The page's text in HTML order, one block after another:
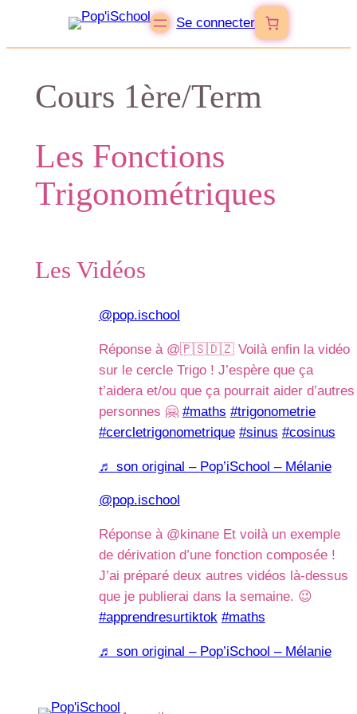
Se connecter
Cours 1ère/Term
Les Fonctions
Trigonométriques
Les Vidéos
@pop.ischool
Réponse à @🇵🇸🇩🇿 Voilà enfin la vidéo
sur le cercle Trigo ! J’espère que ça
t’aidera et/ou que ça pourrait aider d’autres
personnes 🤗 #maths #trigonometrie
#cercletrigonometrique #sinus #cosinus
♬ son original – Pop’iSchool – Mélanie
@pop.ischool
Réponse à @kinane Et voilà un exemple
de dérivation d’une fonction composée !
J’ai préparé deux autres vidéos là-dessus
que je publierai dans la semaine. 😉
#apprendresurtiktok #maths
♬ son original – Pop’iSchool – Mélanie